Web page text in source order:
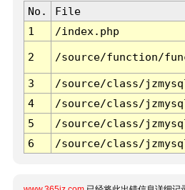
No. File
1
/index.php
2 /source/function/
3 /source/class/
4
/source/class/
5
/source/class/
6
/source/class/